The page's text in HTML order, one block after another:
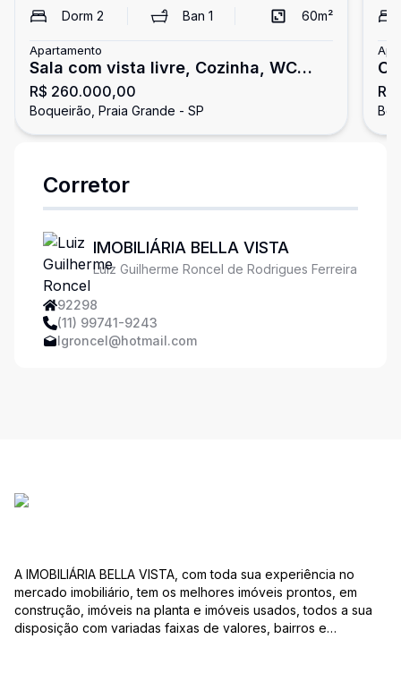
Dorm 2 Ban 1 60m²
Apartamento
Sala com vista livre, Cozinha, WC
Social, Área d
R$ 260.000,00
Boqueirão, Praia Grande - SP
Corretor
IMOBILIÁRIA BELLA VISTA
Luiz Guilherme Roncel de Rodrigues Ferreira
92298
(11) 99741-9243
lgroncel@hotmail.com
A IMOBILIÁRIA BELLA VISTA, com toda sua experiência no
mercado imobiliário, tem os melhores imóveis prontos, em
construção, imóveis na planta e imóveis usados, todos a sua
disposição com variadas faixas de valores, bairros e